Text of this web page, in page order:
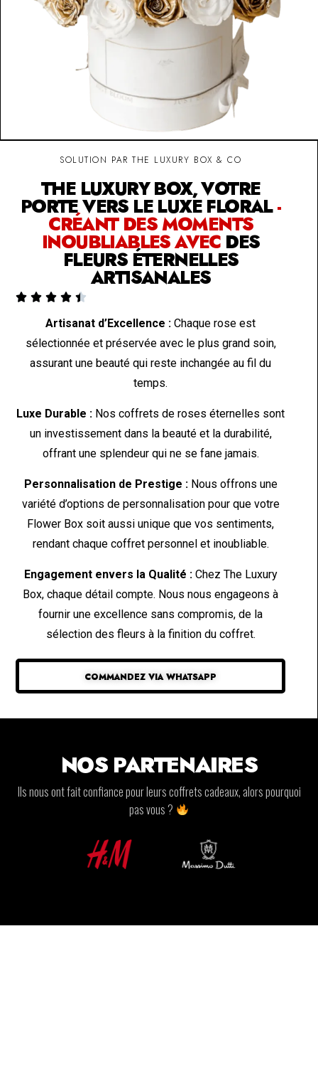
SOLUTION PAR THE LUXURY BOX & CO
THE LUXURY BOX, VOTRE
PORTE VERS LE LUXE FLORAL-
CRÉANT DES MOMENTS
INOUBLIABLES AVEC DES
FLEURS ÉTERNELLES
ARTISANALES
    
Artisanat d’Excellence : Chaque rose est
sélectionnée et préservée avec le plus grand soin,
assurant une beauté qui reste inchangée au fil du
temps.
Luxe Durable : Nos coffrets de roses éternelles sont
un investissement dans la beauté et la durabilité,
offrant une splendeur qui ne se fane jamais.
Personnalisation de Prestige :Nous offrons une
variété d’options de personnalisation pour que votre
Flower Box soit aussi unique que vos sentiments,
rendant chaque coffret personnel et inoubliable.
Engagement envers la Qualité :Chez The Luxury
Box, chaque détail compte. Nous nous engageons à
fournir une excellence sans compromis, de la
sélection des fleurs à la finition du coffret.
COMMANDEZ VIA WHATSAPP
NOS PARTENAIRES
Ils nous ont fait confiance pour leurs coffrets cadeaux, alors pourquoi
pas vous ?